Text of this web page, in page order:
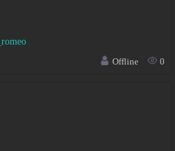
Offline
0